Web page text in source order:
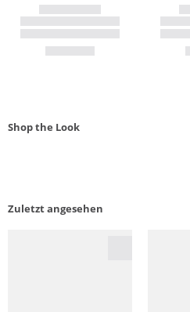
Shop the Look
Zuletzt angesehen